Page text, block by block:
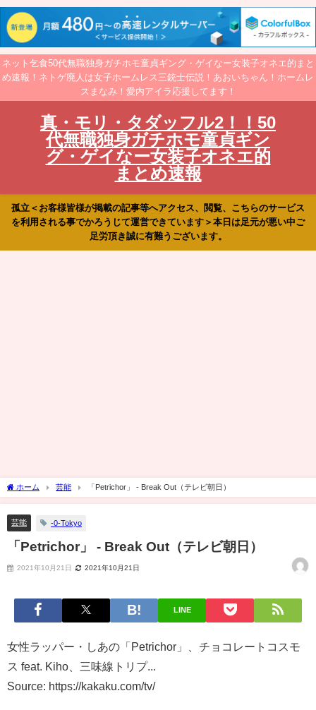
ネット乞食50代無職独身ガチホモ童貞ギング・ゲイなー女装子オネエ的まと
め速報！ネトゲ廃人は女子ホームレス三銃士伝説！あおいちゃん！ホームレ
スまなみ！愛内アイラ応援してます！
真・モリ・タダッフル2！！50
代無職独身ガチホモ童貞ギン
グ・ゲイなー女装子オネエ的
まとめ速報
孤立＜お客様皆様が掲載の記事等へアクセス、閲覧、こちらのサービス
を利用される事でかろうじて運営できています＞本日は足元が悪い中ご
足労頂き誠に有難うございます。
ホーム 芸能 「Petrichor」 - Break Out（テレビ朝日）
芸能 -0-Tokyo
「Petrichor」 - Break Out（テレビ朝日）
2021年10月21日 2021年10月21日
LINE
女性ラッパー・しあの「Petrichor」、チョコレートコスモ
ス feat. Kiho、三味線トリプ...
Source: https://kakaku.com/tv/